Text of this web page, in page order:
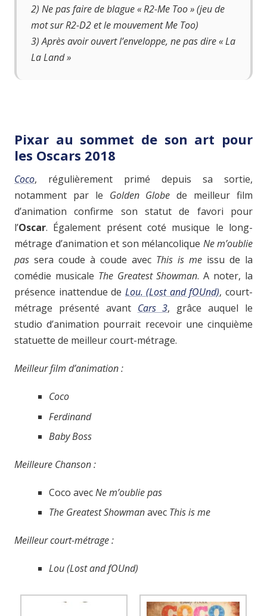
2) Ne pas faire de blague « R2-Me Too » (jeu de
mot sur R2-D2 et le mouvement Me Too)
3) Après avoir ouvert l’enveloppe, ne pas dire « La
La Land »
Pixar au sommet de son art pour
les Oscars 2018
Coco, régulièrement primé depuis sa sortie,
notamment par le Golden Globe de meilleur film
d’animation confirme son statut de favori pour
l’Oscar. Également présent coté musique le long-
métrage d’animation et son mélancolique Ne m’oublie
pas sera coude à coude avec This is me issu de la
comédie musicale The Greatest Showman. A noter, la
présence inattendue de Lou. (Lost and fOUnd), court-
métrage présenté avant Cars 3, grâce auquel le
studio d’animation pourrait recevoir une cinquième
statuette de meilleur court-métrage.
Meilleur film d’animation :
Coco
Ferdinand
Baby Boss
Meilleure Chanson :
Coco avecNe m’oublie pas
The Greatest Showmanavec This is me
Meilleur court-métrage :
Lou (Lost and fOUnd)